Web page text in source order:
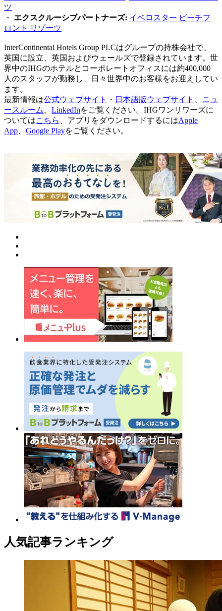
ツ
・ エクスクルーシブパートナーズ: イベロスター ビーチフ
ロント リゾーツ
InterContinental Hotels Group PLCはグループの持株会社で、
英国に設立、英国およびウェールズで登録されています。世
界中のIHGのホテルとコーポレートオフィスには約400,000
人のスタッフが勤務し、日々世界中のお客様をお迎えしてい
ます。
最新情報は公式ウェブサイト ・ 日本語版ウェブサイト
ニュ
ースルーム
LinkedInをご覧ください。IHGワンリワーズに
ついてはこちら 、アプリをダウンロードするにはApple
App
Google Playをご覧ください。
人気記事ランキング